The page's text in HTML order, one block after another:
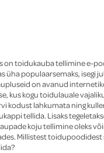
on toidukauba tellimine e-
üha populaarsemaks, isegi
on avanud
kus kogu toidulauale
kodust lahkumata ning
tellida. Lisaks
koju tellimine oleks
Millistest